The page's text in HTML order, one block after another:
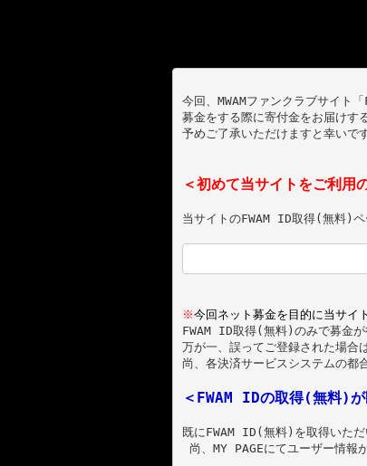
今回、MWAMファンクラブサイ
募金をする際に寄付金をお届けす
予めご了承いただけますと幸いです
＜初めて当サイトをご利用
当サイトのFWAM ID取得(無料)ペ
※今回ネット募金を目的に当サイ
FWAM ID取得(無料)のみで募金が
万が一、誤ってご登録された場合
尚、各決済サービスシステムの都
＜FWAM IDの取得(無料)
既にFWAM ID(無料)を取得いた
尚、 MY PAGEにてユーザー情報